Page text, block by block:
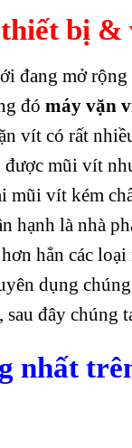
bị &
đang mở
đó máy vặn
vít có rất
mũi vít
mũi vít kém
hạnh là nhà
hẳn các
dụng
đây chúng
nhất